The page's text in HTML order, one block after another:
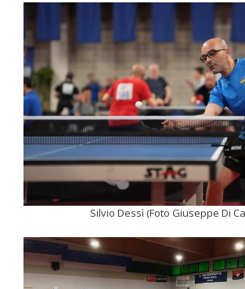
Silvio Dessì (Foto Giuseppe Di